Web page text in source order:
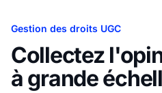
Gestion des droits UGC
Collectez
à grande